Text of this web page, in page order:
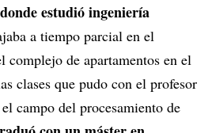
estudió ingeniería
a tiempo parcial en el
complejo de apartamentos en el
clases que pudo con el profesor
campo del procesamiento de